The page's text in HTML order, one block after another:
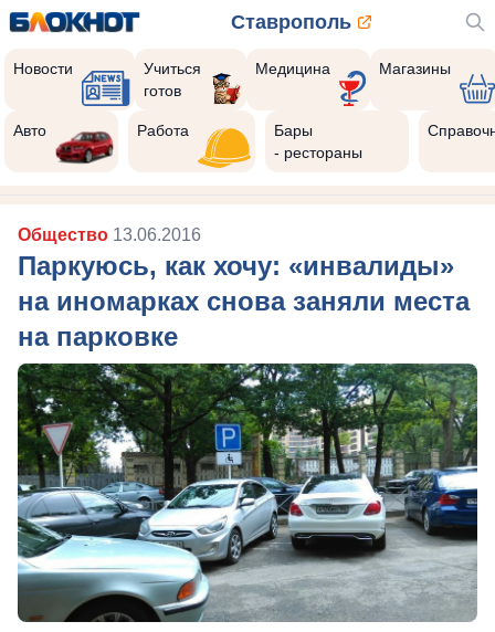
Ставрополь
Новости
Учиться
готов
Медицина Магазины
Авто Работа
Бары
- рестораны
Общество 13.06.2016
Паркуюсь, как хочу: «инвалиды»
на иномарках снова заняли места
на парковке